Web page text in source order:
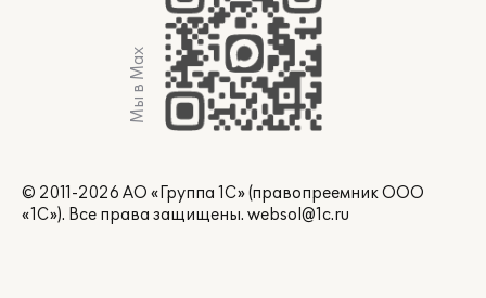
Мы в Max
© 2011-2026 АО «Группа 1С» (правопреемник ООО
«1С»). Все права защищены. websol@1c.ru